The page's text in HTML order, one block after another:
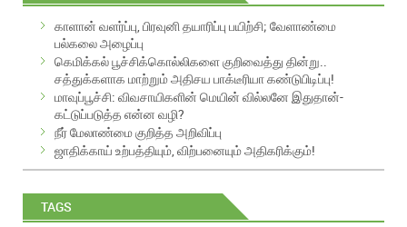
A
காளான் வளர்ப்பு, பிரவுனி தயாரிப்பு பயிற்சி; வேளாண்மை
பல்கலை அழைப்பு
கெமிக்கல் பூச்சிக்கொல்லிகளை குறிவைத்து தின்று..
சத்துக்களாக மாற்றும் அதிசய பாக்டீரியா கண்டுபிடிப்பு!
மாவுப்பூச்சி: விவசாயிகளின் மெயின் வில்லனே இதுதான்-
கட்டுப்படுத்த என்ன வழி?
நீர் மேலாண்மை குறித்த அறிவிப்பு
ஜாதிக்காய் உற்பத்தியும், விற்பனையும் அதிகரிக்கும்!
TAGS